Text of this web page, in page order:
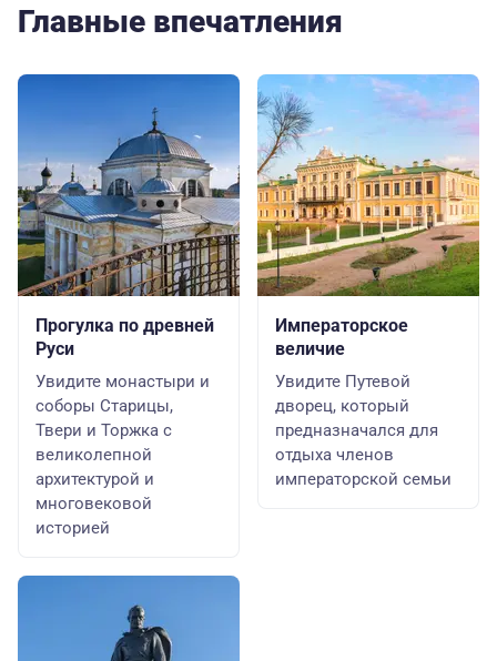
Главные впечатления
Прогулка по древней
Руси
Увидите монастыри и
соборы Старицы,
Твери и Торжка с
великолепной
архитектурой и
многовековой
историей
Императорское
величие
Увидите Путевой
дворец, который
предназначался для
отдыха членов
императорской семьи